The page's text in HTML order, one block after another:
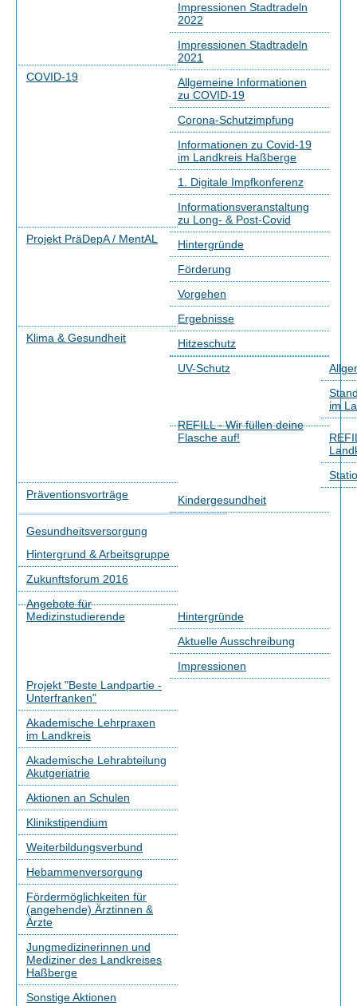
Impressionen Stadtradeln
2022
Impressionen Stadtradeln
2021
COVID-19
Allgemeine Informationen
zu COVID-19
Corona-Schutzimpfung
Informationen zu Covid-19
im Landkreis Haßberge
1. Digitale Impfkonferenz
Informationsveranstaltung
zu Long- & Post-Covid
Projekt PräDepA / MentAL
Hintergründe
Förderung
Vorgehen
Ergebnisse
Klima & Gesundheit
Hitzeschutz
UV-Schutz
im
REFILL - Wir füllen deine
Flasche auf!
Präventionsvorträge
Kindergesundheit
Gesundheitsversorgung
Hintergrund & Arbeitsgruppe
Zukunftsforum 2016
Angebote für
Medizinstudierende
Hintergründe
Aktuelle Ausschreibung
Impressionen
Projekt "Beste Landpartie -
Unterfranken"
Akademische Lehrpraxen
im Landkreis
Akademische Lehrabteilung
Akutgeriatrie
Aktionen an Schulen
Klinikstipendium
Weiterbildungsverbund
Hebammenversorgung
Fördermöglichkeiten für
(angehende) Ärztinnen &
Ärzte
Jungmedizinerinnen und
Mediziner des Landkreises
Haßberge
Sonstige Aktionen